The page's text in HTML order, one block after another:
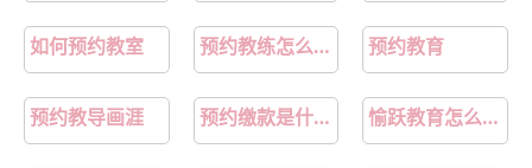
如何预约教室 预约教练怎么预约 预约教育
预约教导画涯 预约缴款是什么意思啊 愉跃教育怎么样靠谱吗是真的吗